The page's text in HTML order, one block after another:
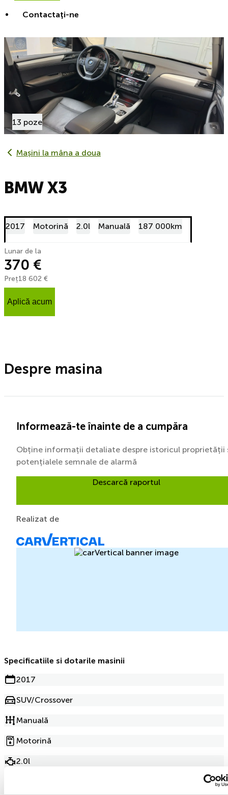
Contactaţi-ne
13 poze
Mașini la mâna a doua
BMW X3
2017 Motorină 2.0l Manuală 187 000km
Lunar de la
370 €
Preț18 602 €
Aplică acum
Despre masina
Informează-te înainte de a cumpăra
Obține informații detaliate despre istoricul proprietății
potențialele semnale de alarmă
Descarcă raportul
Realizat de
Specificatiile si dotarile masinii
2017
SUV/Crossover
Manuală
Motorină
2.0l